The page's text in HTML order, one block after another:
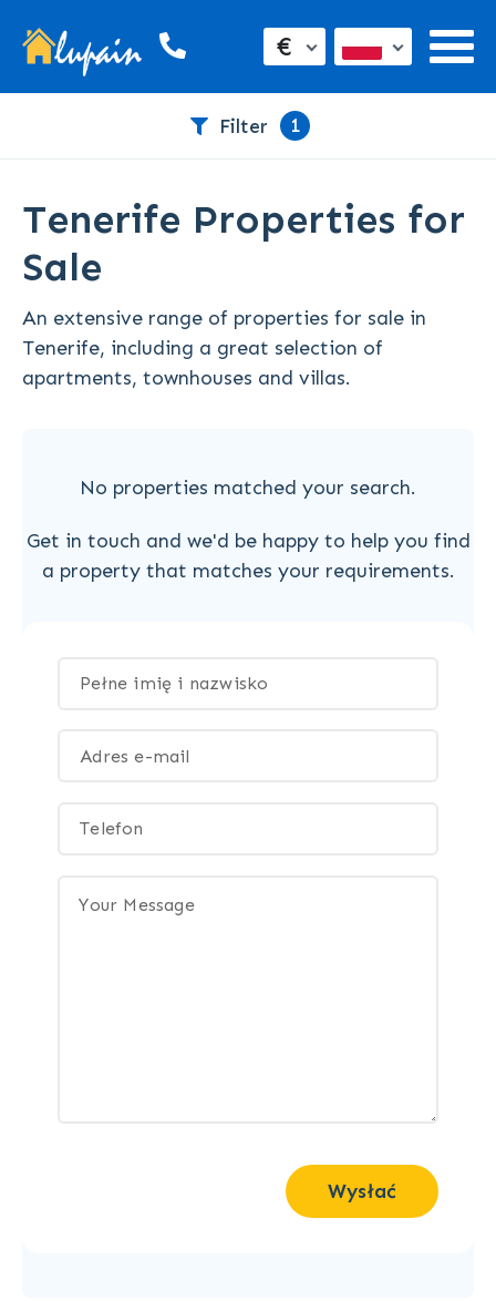
€
Filter 1
Tenerife Properties for
Sale
An extensive range of properties for sale in
Tenerife, including a great selection of
apartments, townhouses and villas.
No properties matched your search.
Get in touch and we'd be happy to help you find
a property that matches your requirements.
Wysłać